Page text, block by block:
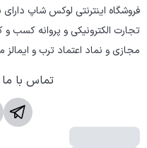
مجازی و نماد اعتماد ترب و ایمالز
تماس با ما